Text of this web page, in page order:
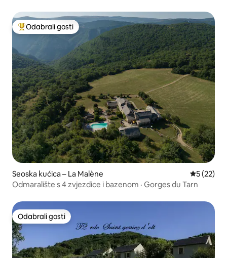
Među najviše rangiranima s oznakom „Odabrali gosti”
Odabrali gosti
Seoska kućica – La Malène Prosječna
5 (22)
Odmaralište s 4 zvjezdice i bazenom · Gorges du Tarn
Odabrali gosti
Odabrali gosti